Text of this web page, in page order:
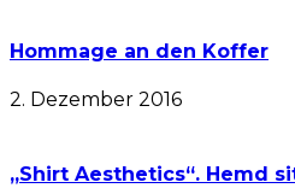
Hommage an den Koffer
2. Dezember 2016
„Shirt Aesthetics“. Hemd